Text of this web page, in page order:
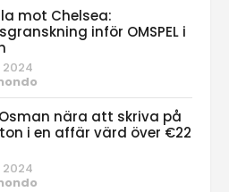
mot Chelsea:
inför OMSPEL i
2024
nära att skriva på
i en affär värd över €22
2024